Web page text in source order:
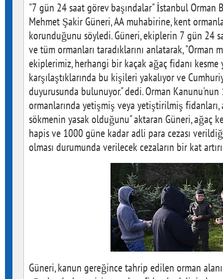
"7 gün 24 saat görev başındalar" İstanbul Orman
Mehmet Şakir Güneri, AA muhabirine, kent
korunduğunu söyledi. Güneri, ekiplerin 7 gün 24
ve tüm ormanları taradıklarını anlatarak, "Orman
ekiplerimiz, herhangi bir kaçak ağaç fidanı kesme
karşılaştıklarında bu kişileri yakalıyor ve
duyurusunda bulunuyor." dedi. Orman
ormanlarında yetişmiş veya yetiştirilmiş fidanları,
sökmenin yasak olduğunu" aktaran Güneri, ağaç
hapis ve 1000 güne kadar adli para cezası
olması durumunda verilecek cezaların bir kat
Güneri, kanun gereğince tahrip edilen orman